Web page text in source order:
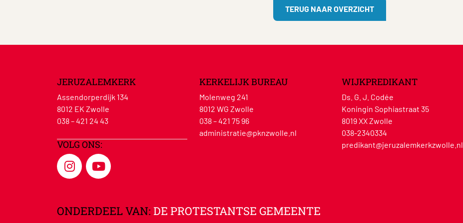
TERUG NAAR OVERZICHT
JERUZALEMKERK
Assendorperdijk 134
8012 EK Zwolle
038 – 421 24 43
VOLG ONS:
KERKELIJK BUREAU
Molenweg 241
8012 WG Zwolle
038 – 421 75 96
administratie@pknzwolle.nl
WIJKPREDIKANT
Ds. G. J. Codée
Koningin Sophiastraat 35
8019 XX Zwolle
038-2340334
predikant@jeruzalemkerkzwolle.nl
ONDERDEEL VAN: DE PROTESTANTSE GEMEENTE